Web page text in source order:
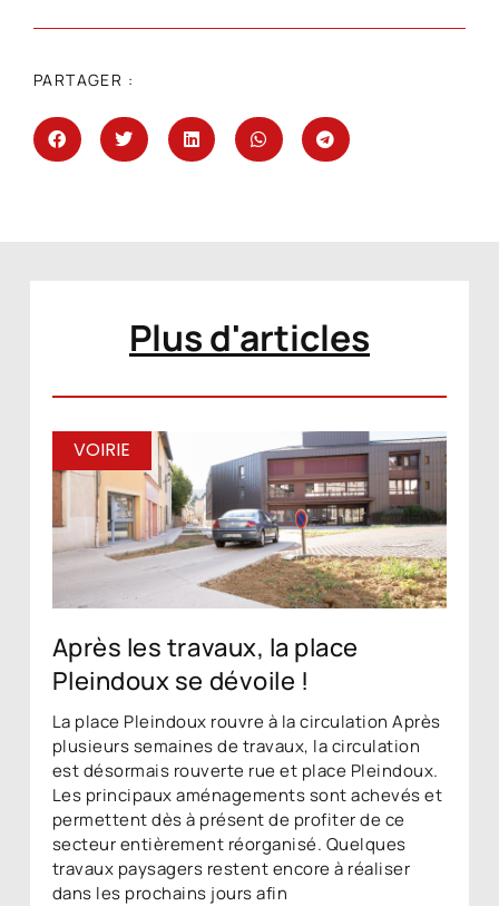
PARTAGER :
Plus d'articles
VOIRIE
Après les travaux, la place
Pleindoux se dévoile !
La place Pleindoux rouvre à la circulation Après
plusieurs semaines de travaux, la circulation
est désormais rouverte rue et place Pleindoux.
Les principaux aménagements sont achevés et
permettent dès à présent de profiter de ce
secteur entièrement réorganisé. Quelques
travaux paysagers restent encore à réaliser
dans les prochains jours afin